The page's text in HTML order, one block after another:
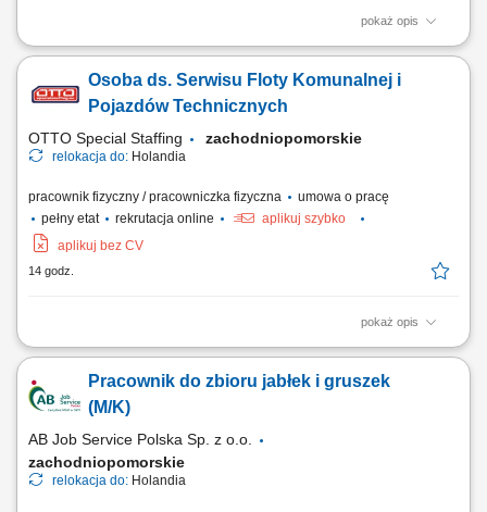
pokaż opis
Miejsce pracy: Niemcy Zakres obowiązków: Organizowanie i
Współpraca z kierownictwem budowy po stronie niemieckiej.
Nadzorowanie jakości oraz terminowej realizacji prac montażowych.
Osoba ds. Serwisu Floty Komunalnej i
Pojazdów Technicznych
OTTO Special Staffing zachodniopomorskie
relokacja do: Holandia
pracownik fizyczny / pracowniczka fizyczna
umowa o pracę
pełny etat
rekrutacja online
aplikuj szybko
aplikuj bez CV
14 godz.
pokaż opis
Opis stanowiska bieżąca obsługa techniczna oraz serwis ciężkich
hydraulicznych, mechanicznych i elektrycznych; wykonywanie napraw
oraz okresowych przeglądów floty; kontrola i nadzór nad systemami
Pracownik do zbioru jabłek i gruszek
(M/K)
AB Job Service Polska Sp. z o.o.
zachodniopomorskie
relokacja do: Holandia